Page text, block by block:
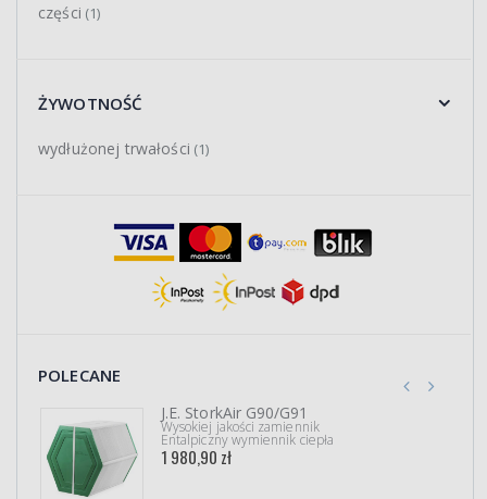
części (1)
ŻYWOTNOŚĆ
wydłużonej trwałości (1)
POLECANE
J.E. StorkAir G90/G91
Wysokiej jakości zamiennik
Entalpiczny wymiennik ciepła
1 980,90 zł